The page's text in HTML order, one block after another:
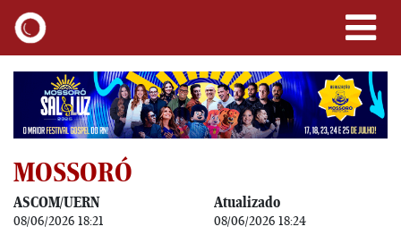
MOSSORÓ
ASCOM/UERN
08/06/2026 18:21
Atualizado
08/06/2026 18:24